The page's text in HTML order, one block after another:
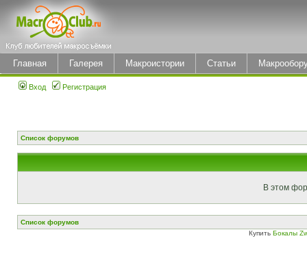
Главная Галерея Макроистории Статьи
Вход Регистрация
Список форумов
В этом
Список форумов
Купить Бокалы